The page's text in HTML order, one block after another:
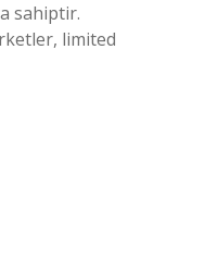
sahiptir.
limited